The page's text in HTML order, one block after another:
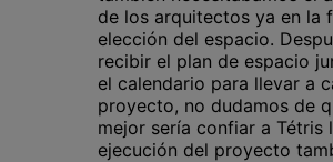
de los arquitectos ya en la
elección del espacio.
recibir el plan de espacio
el calendario para llevar a
proyecto, no dudamos de
mejor sería confiar a Tétris
ejecución del proyecto